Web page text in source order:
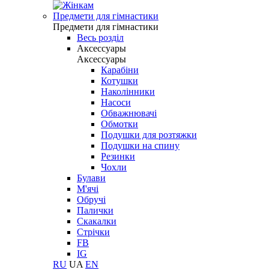
Предмети для гімнастики
Предмети для гімнастики
Весь розділ
Аксессуары
Аксессуары
Карабіни
Котушки
Наколінники
Насоси
Обважнювачі
Обмотки
Подушки для розтяжки
Подушки на спину
Резинки
Чохли
Булави
М'ячі
Обручі
Палички
Скакалки
Стрічки
FB
IG
RU UA EN